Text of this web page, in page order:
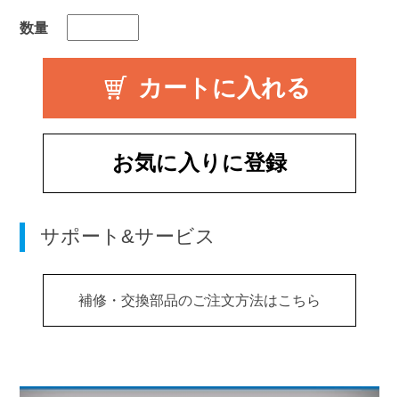
数量
お気に入りに登録
サポート&サービス
補修・交換部品のご注文方法はこちら